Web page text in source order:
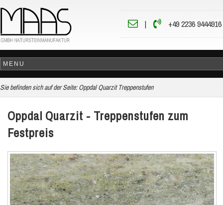
| +49 2236 9444916
Sie befinden sich auf der Seite: Oppdal Quarzit Treppenstufen
Oppdal Quarzit - Treppenstufen zum
Festpreis